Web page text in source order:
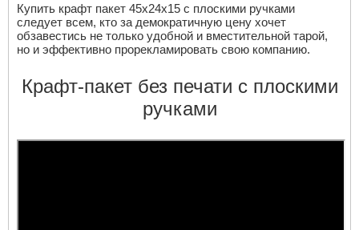
Купить крафт пакет 45х24х15 с плоскими ручками
следует всем, кто за демократичную цену хочет
обзавестись не только удобной и вместительной тарой,
но и эффективно прорекламировать свою компанию.
Крафт-пакет без печати с плоскими
ручками